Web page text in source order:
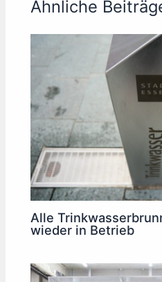
Ähnliche
Alle
wieder in Betrieb